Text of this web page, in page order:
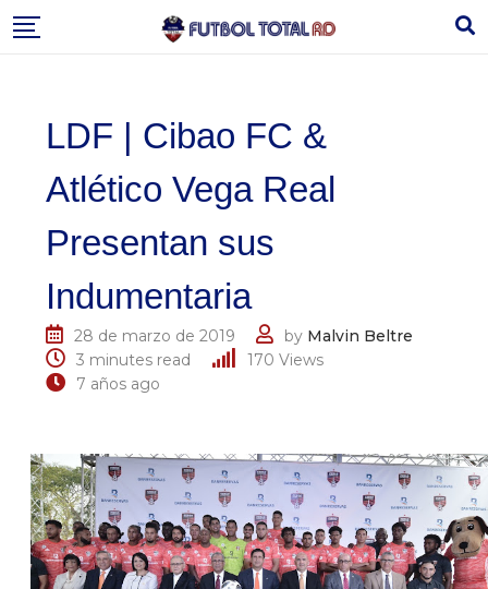
to
LDF | Cibao FC &
Atlético Vega Real
Presentan sus
Indumentaria
28 de marzo de 2019 by Malvin Beltre
3 minutes read
170 Views
7 años ago